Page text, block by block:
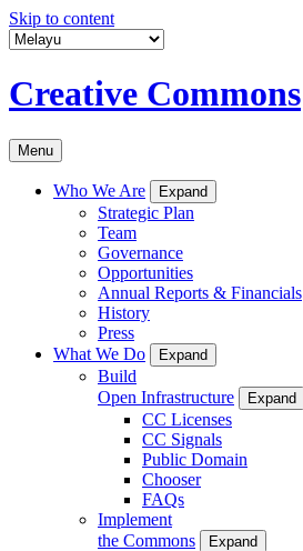
Skip to content
Creative Commons
Menu
Who We Are Expand
Strategic Plan
Team
Governance
Opportunities
Annual Reports & Financials
History
Press
What We Do
Expand
Build
Open Infrastructure
Expand
CC Licenses
CC Signals
Public Domain
Chooser
FAQs
Implement
the Commons
Expand